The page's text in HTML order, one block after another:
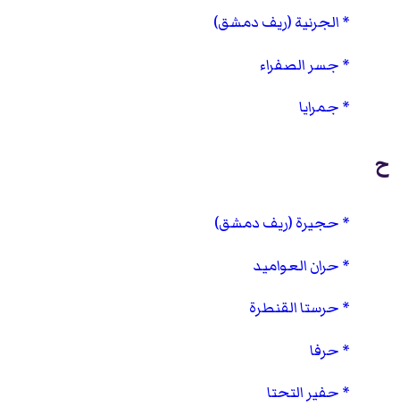
الجرنية (ريف دمشق)
جسر الصفراء
جمرايا
ح
حجيرة (ريف دمشق)
حران العواميد
حرستا القنطرة
حرفا
حفير التحتا